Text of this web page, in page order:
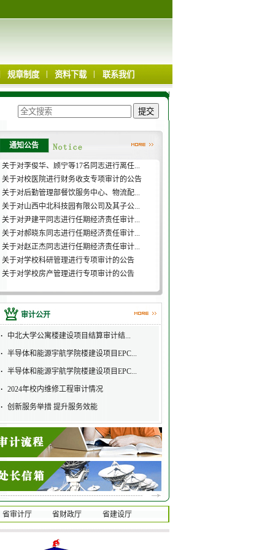
规章制度 资料下载 联系我们
通知公告
关于对李博、原彦飞等7名同志进行任期经...
关于对李俊华、顾宁等17名同志进行离任...
关于对校医院进行财务收支专项审计的公告
关于对后勤管理部餐饮服务中心、物流配...
关于对山西中北科技园有限公司及其子公...
关于对尹建平同志进行任期经济责任审计...
关于对郝晓东同志进行任期经济责任审计...
关于对赵正杰同志进行任期经济责任审计...
关于对学校科研管理进行专项审计的公告
关于对学校房产管理进行专项审计的公告
关于对李博、原彦飞等7名同志进行任期经...
关于对李俊华、顾宁等17名同志进行离任...
关于对校医院进行财务收支专项审计的公告
关于对后勤管理部餐饮服务中心、物流配...
关于对山西中北科技园有限公司及其子公...
关于对郝晓东同志进行任期经济责任审计...
关于对赵正杰同志进行任期经济责任审计...
关于对学校科研管理进行专项审计的公告
审计公开
· 中北大学公寓楼建设项目结算审计结...
· 半导体和能源宇航学院楼建设项目EPC...
· 半导体和能源宇航学院楼建设项目EPC...
· 2024年校内维修工程审计情况
· 创新服务举措 提升服务效能
省审计厅 省财政厅 省建设厅